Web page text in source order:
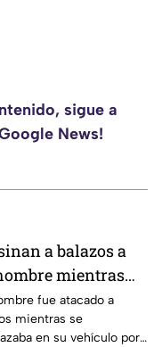
sigue a
News!
a balazos a
mientras
en su unidad
Rica
fue atacado a
mientras se
en su vehículo por